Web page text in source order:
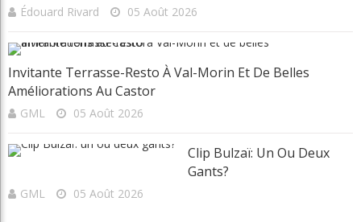
Édouard Rivard 05 Août 2026
Invitante Terrasse-Resto À Val-Morin Et De Belles
Améliorations Au Castor
GML 05 Août 2026
Clip Bulzaï: Un Ou Deux
Gants?
GML 05 Août 2026